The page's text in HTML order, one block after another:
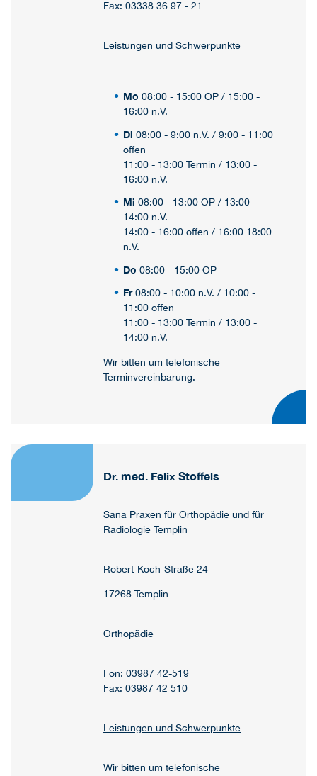
Fax: 03338 36 97 - 21
Leistungen und Schwerpunkte
Mo08:00 - 15:00 OP / 15:00 -
16:00 n.V.
Di 08:00 - 9:00 n.V. / 9:00 - 11:00
offen
11:00 - 13:00 Termin / 13:00 -
16:00 n.V.
Mi08:00 - 13:00 OP / 13:00 -
14:00 n.V.
14:00 - 16:00 offen / 16:00 18:00
n.V.
Do08:00 - 15:00 OP
Fr08:00 - 10:00 n.V. / 10:00 -
11:00 offen
11:00 - 13:00 Termin / 13:00 -
14:00 n.V.
Wir bitten um telefonische
Terminvereinbarung.
Dr. med. Felix Stoffels
Sana Praxen für Orthopädie und für
Radiologie Templin
Robert-Koch-Straße 24
17268 Templin
Orthopädie
Fon: 03987 42-519
Fax: 03987 42 510
Leistungen und Schwerpunkte
Wir bitten um telefonische